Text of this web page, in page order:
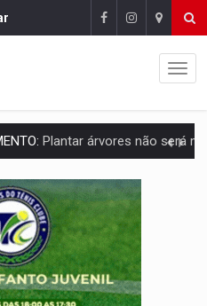
Cientistas alertam para possível base secreta no satélite
Incêndio destrói carro que era rebocado para oficina
filmado furtando moto na frente do bar
Iniciativa Amazônia+10 lança chamada para fortalecer
grandes reservas de urânio, mas produz pouco e